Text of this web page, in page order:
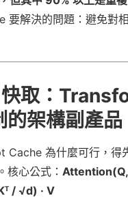
要解決的問題：避免對
取：
的架構副產品
Cache 為什麼可行，得
核心公式：
/ √d) · V